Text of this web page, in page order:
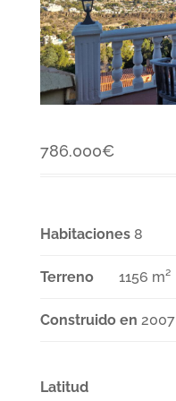
786.000€
Habitaciones 8
Terreno 1156 m²
Construido en 2007
Latitud